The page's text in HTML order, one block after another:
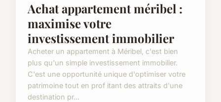
Achat appartement méribel :
maximise votre
investissement immobilier
Acheter un appartement à Méribel, c'est bien
plus qu'un simple investissement immobilier.
C'est une opportunité unique d'optimiser votre
patrimoine tout en prof itant des attraits d'une
destination pr...